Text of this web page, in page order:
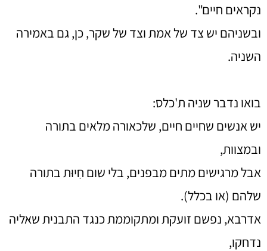
נקראים חיים".
ובשניהם יש צד של אמת וצד של שקר, כן, גם באמירה
השניה.
בואו נדבר שניה ת'כלס:
יש אנשים שחיים חיים, שלכאורה מלאים בתורה
ובמצוות,
אבל מרגישים מתים מבפנים, בלי שום חִיוּת בתורה
שלהם (או בכלל).
אדרבא, נפשם זועקת ומתקוממת כנגד התבנית שאליה
נדחקו,